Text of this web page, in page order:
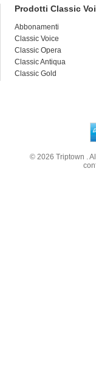
Prodotti Classic
Abbonamenti
Classic Voice
Classic Opera
Classic Antiqua
Classic Gold
© 2026Triptown .